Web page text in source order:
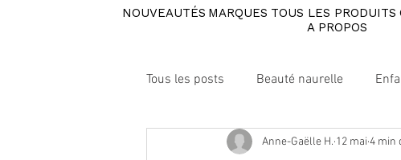
NOUVEAUTÉS MARQUES TOUS LES PRODUITS
A PROPOS
Tous les posts Beauté naurelle
Maison saine et zéro déchet
Anne-Gaëlle H. 12 mai 4 min